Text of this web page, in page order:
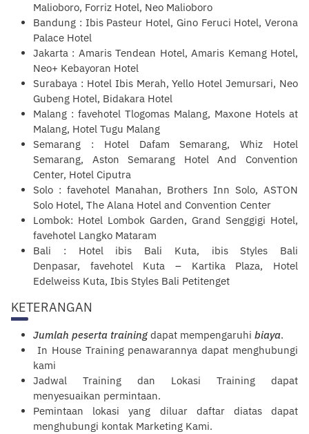
Malioboro, Forriz Hotel, Neo Malioboro
Bandung : Ibis Pasteur Hotel, Gino Feruci Hotel, Verona
Palace Hotel
Jakarta : Amaris Tendean Hotel, Amaris Kemang Hotel,
Neo+ Kebayoran Hotel
Surabaya : Hotel Ibis Merah, Yello Hotel Jemursari, Neo
Gubeng Hotel, Bidakara Hotel
Malang : favehotel Tlogomas Malang, Maxone Hotels at
Malang, Hotel Tugu Malang
Semarang : Hotel Dafam Semarang, Whiz Hotel
Semarang, Aston Semarang Hotel And Convention
Center, Hotel Ciputra
Solo : favehotel Manahan, Brothers Inn Solo, ASTON
Solo Hotel, The Alana Hotel and Convention Center
Lombok: Hotel Lombok Garden, Grand Senggigi Hotel,
favehotel Langko Mataram
Bali : Hotel ibis Bali Kuta, ibis Styles Bali
Denpasar, favehotel Kuta – Kartika Plaza, Hotel
Edelweiss Kuta, Ibis Styles Bali Petitenget
KETERANGAN
Jumlah peserta trainingdapat mempengaruhi biaya.
In House Training penawarannya dapat menghubungi
kami
Jadwal Training dan Lokasi Training dapat
menyesuaikan permintaan.
Pemintaan lokasi yang diluar daftar diatas dapat
menghubungi kontak Marketing Kami.